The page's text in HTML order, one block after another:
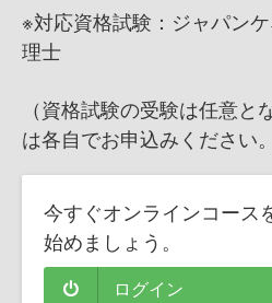
※対応資格試験：ジャパン
理士
（資格試験の受験は任意
は各自でお申込みください。
今すぐオンラインコース
始めましょう。
ログイン